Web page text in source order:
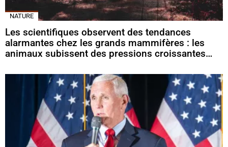
NATURE
Les scientifiques observent des tendances
alarmantes chez les grands mammifères : les
animaux subissent des pressions croissantes…